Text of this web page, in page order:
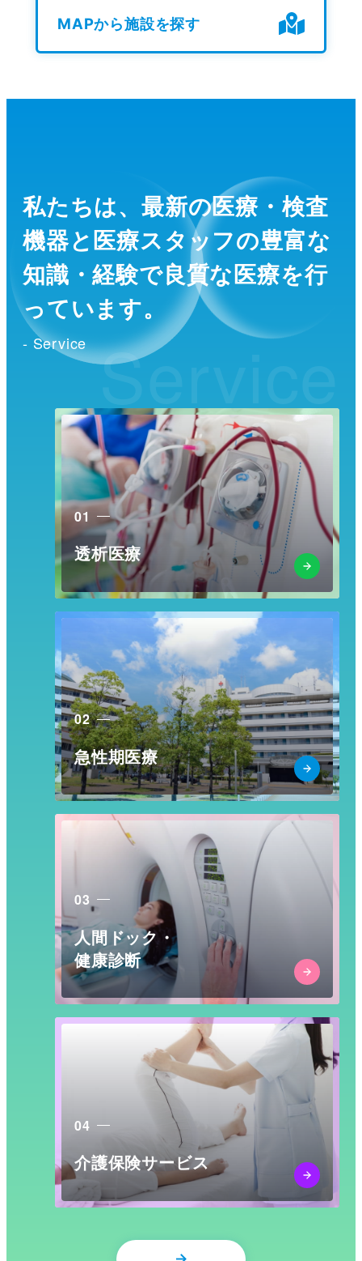
MAPから施設を探す
私たちは、最新の医療・検査
機器と医療スタッフの豊富な
知識・経験で良質な医療を行
っています。
- Service Service
01
透析医療
02
急性期医療
03
人間ドック・
健康診断
04
介護保険サービス